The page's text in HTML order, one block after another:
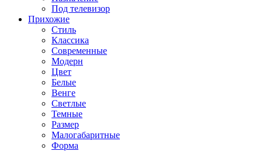
Под телевизор
Прихожие
Стиль
Классика
Современные
Модерн
Цвет
Белые
Венге
Светлые
Темные
Размер
Малогабаритные
Форма